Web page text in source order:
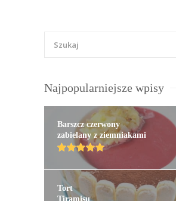
Najpopularniejsze wpisy
Barszcz czerwony
zabielany z ziemniakami
Tort
Tiramisu